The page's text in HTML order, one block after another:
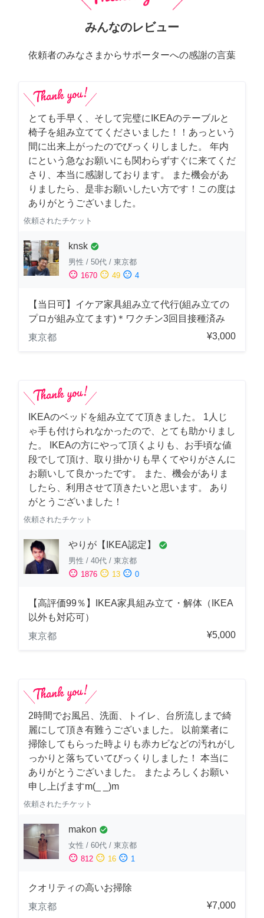
みんなのレビュー
依頼者のみなさまからサポーターへの感謝の言葉
とても手早く、そして完璧にIKEAのテーブルと
椅子を組み立ててくださいました！！あっという
間に出来上がったのでびっくりしました。 年内
にという急なお願いにも関わらずすぐに来てくだ
さり、本当に感謝しております。 また機会があ
りましたら、是非お願いしたい方です！この度は
ありがとうございました。
依頼されたチケット
knsk check_circle
男性 / 50代 / 東京都
sentiment_satisfied 1670 sentiment_neutral 49 sentiment_dissatisfied 4
【当日可】イケア家具組み立て代行(組み立ての
プロが組み立てます)＊ワクチン3回目接種済み
東京都
¥3,000
IKEAのベッドを組み立てて頂きました。 1人じ
ゃ手も付けられなかったので、とても助かりまし
た。 IKEAの方にやって頂くよりも、お手頃な値
段でして頂け、取り掛かりも早くてやりがさんに
お願いして良かったです。 また、機会がありま
したら、利用させて頂きたいと思います。 あり
がとうございました！
依頼されたチケット
やりが【IKEA認定】 check_circle
男性 / 40代 / 東京都
sentiment_satisfied 1876 sentiment_neutral 13 sentiment_dissatisfied 0
【高評価99％】IKEA家具組み立て・解体（IKEA
以外も対応可）
東京都
¥5,000
2時間でお風呂、洗面、トイレ、台所流しまで綺
麗にして頂き有難うございました。 以前業者に
掃除してもらった時よりも赤カビなどの汚れがし
っかりと落ちていてびっくりしました！ 本当に
ありがとうございました。 またよろしくお願い
申し上げますm(_ _)m
依頼されたチケット
makon check_circle
女性 / 60代 / 東京都
sentiment_satisfied 812 sentiment_neutral 16 sentiment_dissatisfied 1
クオリティの高いお掃除
東京都
¥7,000